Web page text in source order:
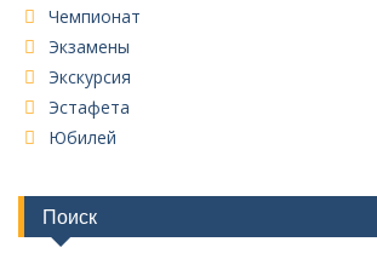
Чемпионат
Экзамены
Экскурсия
Эстафета
Юбилей
Поиск